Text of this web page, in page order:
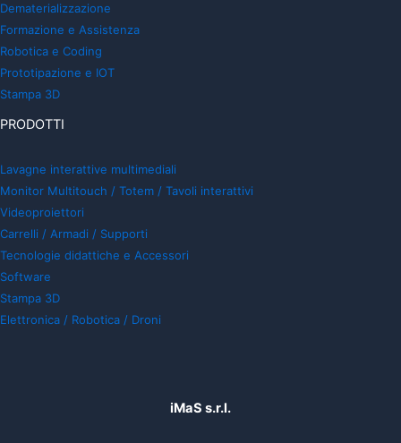
Dematerializzazione
Formazione e Assistenza
Robotica e Coding
Prototipazione e IOT
Stampa 3D
PRODOTTI
Lavagne interattive multimediali
Monitor Multitouch / Totem / Tavoli interattivi
Videoproiettori
Carrelli / Armadi / Supporti
Tecnologie didattiche e Accessori
Software
Stampa 3D
Elettronica / Robotica / Droni
iMaS s.r.l.